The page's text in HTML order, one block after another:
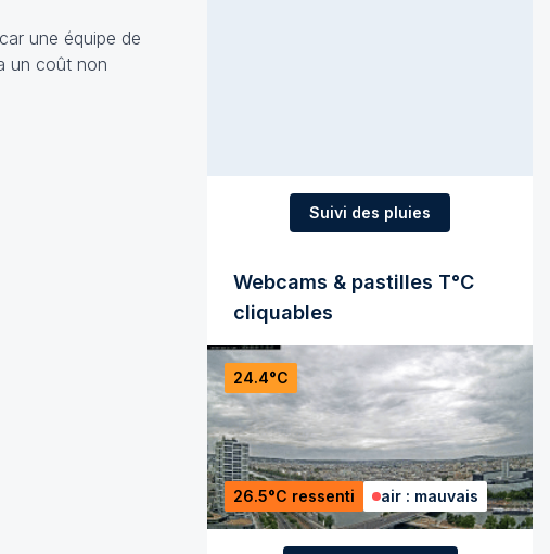
une équipe de
un coût non
Suivi des pluies
Webcams & pastilles T°C
cliquables
24.4°C
26.5°C ressenti air : mauvais